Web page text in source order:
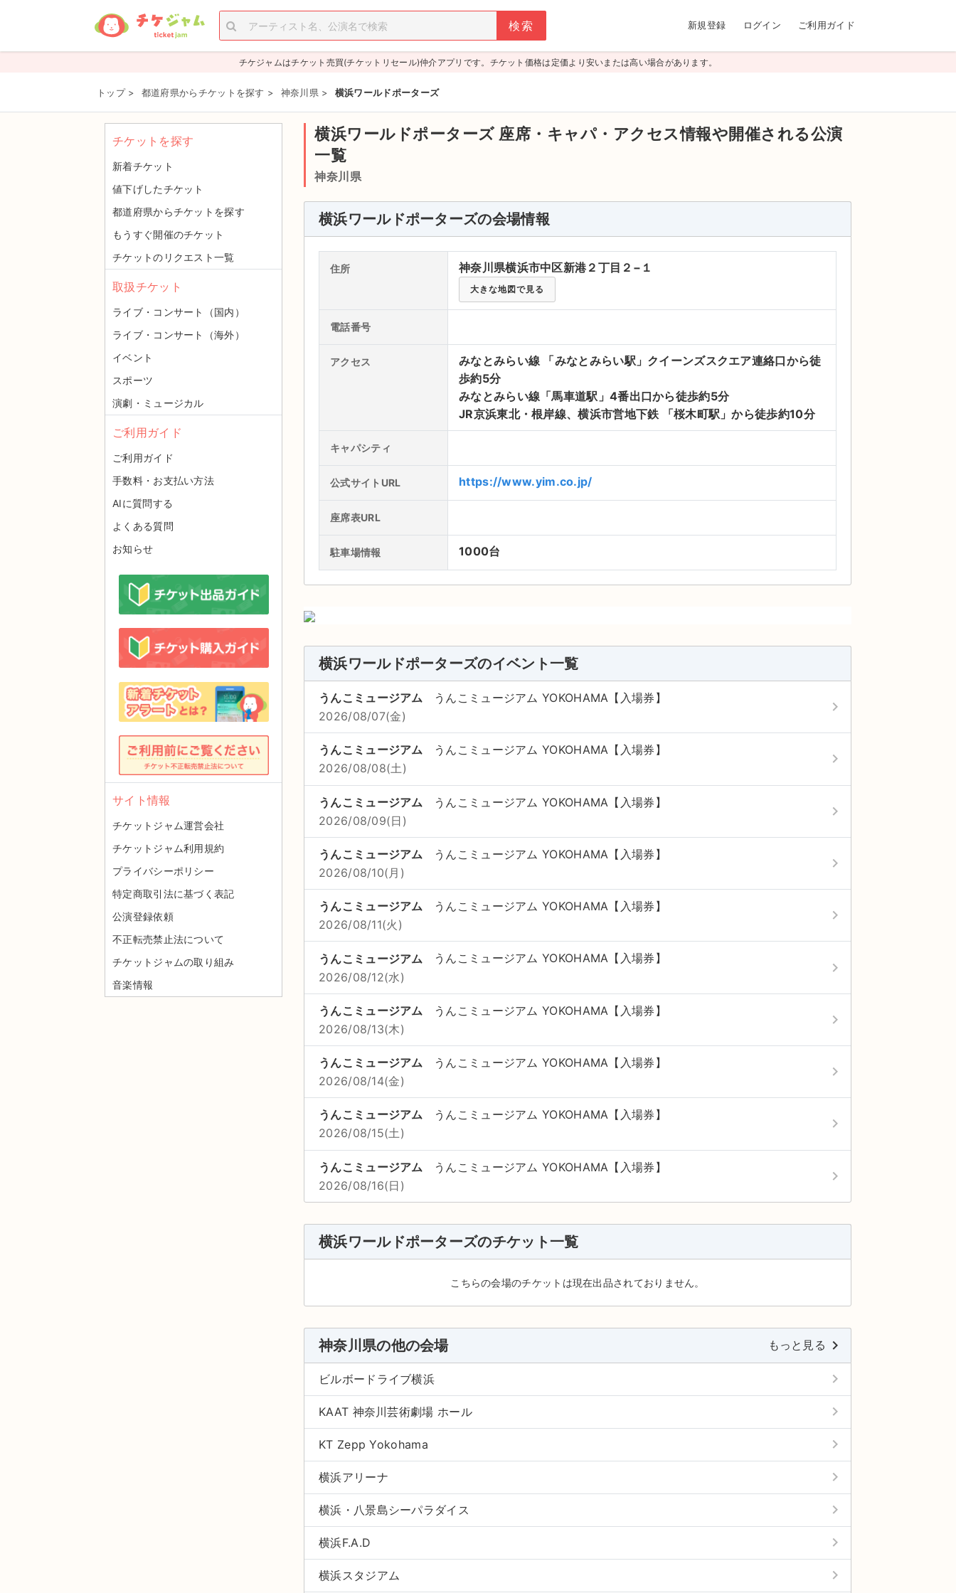
新規登録 ログイン ご利用ガイド
チケジャムはチケット売買(チケットリセール)仲介アプリです。チケット価格は定価より安いまたは高い場合があります。
トップ > 都道府県からチケットを探す > 神奈川県 > 横浜ワールドポーターズ
横浜ワールドポーターズ 座席・キャパ・アクセス情報や開催される公演
一覧
神奈川県
横浜ワールドポーターズの会場情報
住所 神奈川県横浜市中区新港２丁目２−１
大きな地図で見る
電話番号
アクセス
みなとみらい線 「みなとみらい駅」クイーンズスクエア連絡口から徒
歩約5分
みなとみらい線「馬車道駅」4番出口から徒歩約5分
JR京浜東北・根岸線、横浜市営地下鉄 「桜木町駅」から徒歩約10分
キャパシティ
公式サイトURL https://www.yim.co.jp/
座席表URL
駐車場情報 1000台
横浜ワールドポーターズのイベント一覧
うんこミュージアム
うんこミュージアム YOKOHAMA【入場券】
2026/08/07(金)
keyboard_arrow_right
うんこミュージアム
うんこミュージアム YOKOHAMA【入場券】
2026/08/08(土)
keyboard_arrow_right
うんこミュージアム
うんこミュージアム YOKOHAMA【入場券】
2026/08/09(日)
keyboard_arrow_right
うんこミュージアム
うんこミュージアム YOKOHAMA【入場券】
2026/08/10(月)
keyboard_arrow_right
うんこミュージアム
うんこミュージアム YOKOHAMA【入場券】
2026/08/11(火)
keyboard_arrow_right
うんこミュージアム
うんこミュージアム YOKOHAMA【入場券】
2026/08/12(水)
keyboard_arrow_right
うんこミュージアム
うんこミュージアム YOKOHAMA【入場券】
2026/08/13(木)
keyboard_arrow_right
うんこミュージアム
うんこミュージアム YOKOHAMA【入場券】
2026/08/14(金)
keyboard_arrow_right
うんこミュージアム
うんこミュージアム YOKOHAMA【入場券】
2026/08/15(土)
keyboard_arrow_right
うんこミュージアム
うんこミュージアム YOKOHAMA【入場券】
2026/08/16(日)
keyboard_arrow_right
横浜ワールドポーターズのチケット一覧
こちらの会場のチケットは現在出品されておりません。
神奈川県の他の会場 もっと見る keyboard_arrow_right
ビルボードライブ横浜 keyboard_arrow_right
KAAT 神奈川芸術劇場 ホール keyboard_arrow_right
KT Zepp Yokohama keyboard_arrow_right
横浜アリーナ keyboard_arrow_right
横浜・八景島シーパラダイス keyboard_arrow_right
横浜F.A.D keyboard_arrow_right
横浜スタジアム keyboard_arrow_right
チケットを探す
新着チケット
値下げしたチケット
都道府県からチケットを探す
もうすぐ開催のチケット
チケットのリクエスト一覧
取扱チケット
ライブ・コンサート（国内）
ライブ・コンサート（海外）
イベント
スポーツ
演劇・ミュージカル
ご利用ガイド
ご利用ガイド
手数料・お支払い方法
AIに質問する
よくある質問
お知らせ
サイト情報
チケットジャム運営会社
チケットジャム利用規約
プライバシーポリシー
特定商取引法に基づく表記
公演登録依頼
不正転売禁止法について
チケットジャムの取り組み
音楽情報